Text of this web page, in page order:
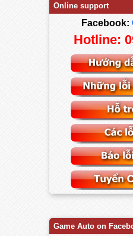
Online support
Facebook:
Hotline:
Game Auto on